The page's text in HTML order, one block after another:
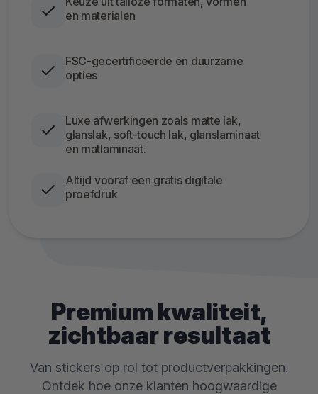
en materialen
FSC-gecertificeerde en duurzame
opties
Luxe afwerkingen zoals matte lak,
glanslak, soft-touch lak, glanslaminaat
en matlaminaat.
Altijd vooraf een gratis digitale
proefdruk
Premium kwaliteit,
zichtbaar resultaat
Van stickers op rol tot productverpakkingen.
Ontdek hoe onze klanten hoogwaardige